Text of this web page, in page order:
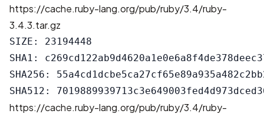
https://cache.ruby-lang.org/pub/ruby/3.4/ruby-
3.4.3.tar.gz
SIZE: 23194448
SHA1:
SHA256:
https://cache.ruby-lang.org/pub/ruby/3.4/ruby-